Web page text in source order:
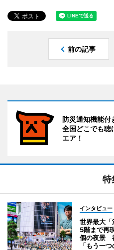
前の記事
防災通知機能
全国どこでも聴
エア！
特
インタビュー
世界最大
5階まで再
個の夜景
「もう一つ